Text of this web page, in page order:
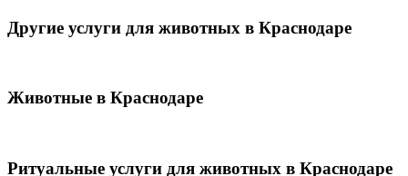
Другие услуги для животных в Краснодаре
Животные в Краснодаре
Ритуальные услуги для животных в Краснодаре